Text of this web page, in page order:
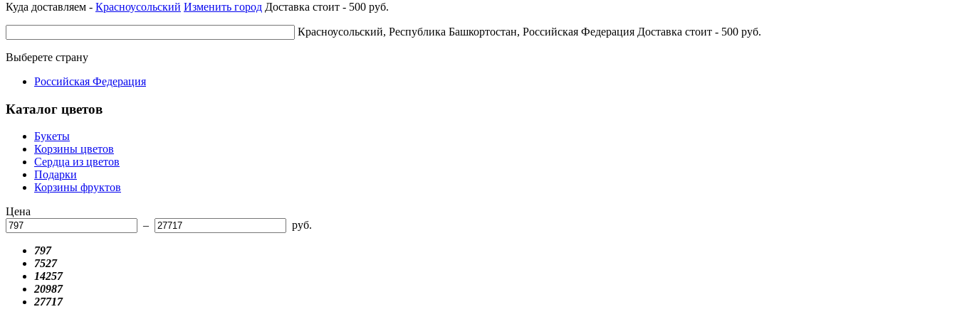
Куда доставляем - Красноусольский Изменить город Доставка стоит - 500 руб.
Красноусольский, Республика Башкортостан, Российская Федерация Доставка стоит - 500 руб.
Выберете страну
Российская Федерация
Каталог цветов
Букеты
Корзины цветов
Сердца из цветов
Подарки
Корзины фруктов
Цена
–
руб.
797
7527
14257
20987
27717